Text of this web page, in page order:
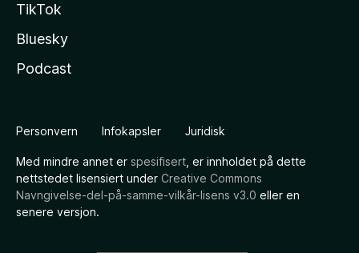
TikTok
Bluesky
Podcast
Personvern Infokapsler Juridisk
Med mindre annet er spesifisert , er innholdet på dette
nettstedet lisensiert under Creative Commons
Navngivelse-del-på-samme-vilkår-lisens v3.0 eller en
senere versjon.